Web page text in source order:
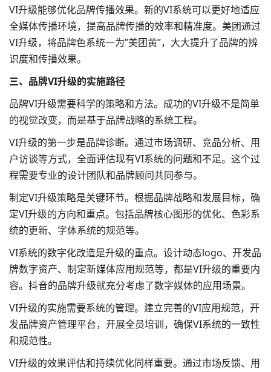
VI升级能够优化品牌传播效果。新的VI系统可以更好地适应
全媒体传播环境，提高品牌传播的效率和精准度。美团通过
VI升级，将品牌色系统一为”美团黄”，大大提升了品牌的辨
识度和传播效果。
三、品牌VI升级的实施路径
品牌VI升级需要科学的策略和方法。成功的VI升级不是简单
的视觉改变，而是基于品牌战略的系统工程。
VI升级的第一步是品牌诊断。通过市场调研、竞品分析、用
户访谈等方式，全面评估现有VI系统的问题和不足。这个过
程需要专业的设计团队和品牌顾问共同参与。
制定VI升级策略是关键环节。根据品牌战略和发展目标，确
定VI升级的方向和重点。包括品牌核心图形的优化、色彩系
统的更新、字体系统的规范等。
VI系统的数字化改造是升级的重点。设计动态logo、开发品
牌数字资产、制定新媒体应用规范等，都是VI升级的重要内
容。抖音的品牌升级就充分考虑了数字媒体的应用场景。
VI升级的实施需要系统的管理。建立完善的VI应用规范，开
发品牌资产管理平台，开展全员培训，确保VI系统的一致性
和规范性。
VI升级的效果评估和持续优化同样重要。通过市场反馈、用